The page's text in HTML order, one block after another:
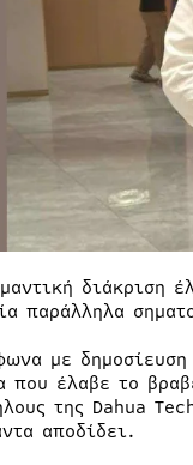
διάκριση
παράλληλα
με
που έλαβε το
της Dahua
αποδίδει.